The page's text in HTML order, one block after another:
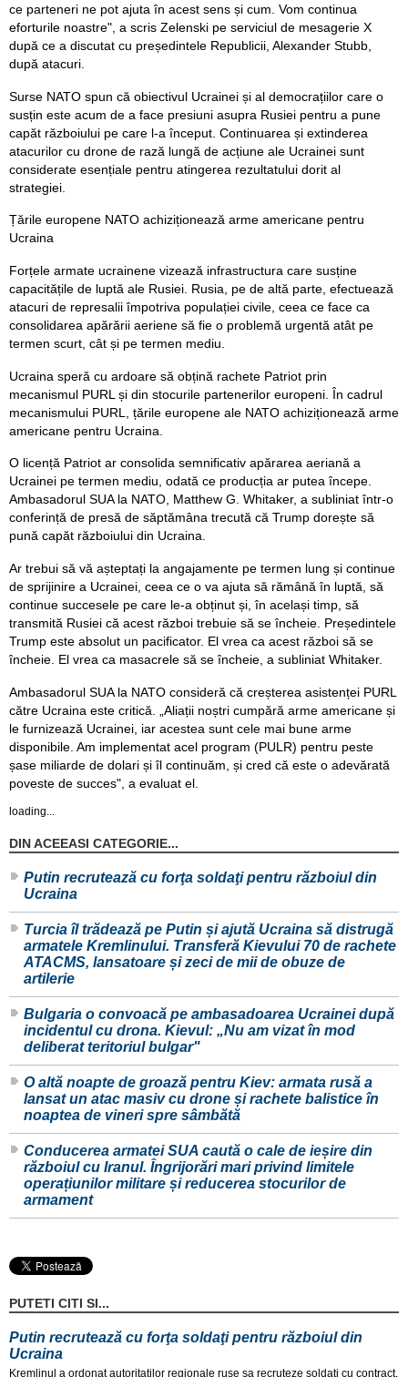
ce parteneri ne pot ajuta în acest sens și cum. Vom continua
eforturile noastre", a scris Zelenski pe serviciul de mesagerie X
după ce a discutat cu președintele Republicii, Alexander Stubb,
după atacuri.
Surse NATO spun că obiectivul Ucrainei și al democrațiilor care o
susțin este acum de a face presiuni asupra Rusiei pentru a pune
capăt războiului pe care l-a început. Continuarea și extinderea
atacurilor cu drone de rază lungă de acțiune ale Ucrainei sunt
considerate esențiale pentru atingerea rezultatului dorit al
strategiei.
Țările europene NATO achiziționează arme americane pentru
Ucraina
Forțele armate ucrainene vizează infrastructura care susține
capacitățile de luptă ale Rusiei. Rusia, pe de altă parte, efectuează
atacuri de represalii împotriva populației civile, ceea ce face ca
consolidarea apărării aeriene să fie o problemă urgentă atât pe
termen scurt, cât și pe termen mediu.
Ucraina speră cu ardoare să obțină rachete Patriot prin
mecanismul PURL și din stocurile partenerilor europeni. În cadrul
mecanismului PURL, țările europene ale NATO achiziționează arme
americane pentru Ucraina.
O licență Patriot ar consolida semnificativ apărarea aeriană a
Ucrainei pe termen mediu, odată ce producția ar putea începe.
Ambasadorul SUA la NATO, Matthew G. Whitaker, a subliniat într-o
conferință de presă de săptămâna trecută că Trump dorește să
pună capăt războiului din Ucraina.
Ar trebui să vă așteptați la angajamente pe termen lung și continue
de sprijinire a Ucrainei, ceea ce o va ajuta să rămână în luptă, să
continue succesele pe care le-a obținut și, în același timp, să
transmită Rusiei că acest război trebuie să se încheie. Președintele
Trump este absolut un pacificator. El vrea ca acest război să se
încheie. El vrea ca masacrele să se încheie, a subliniat Whitaker.
Ambasadorul SUA la NATO consideră că creșterea asistenței PURL
către Ucraina este critică. „Aliații noștri cumpără arme americane și
le furnizează Ucrainei, iar acestea sunt cele mai bune arme
disponibile. Am implementat acel program (PULR) pentru peste
șase miliarde de dolari și îl continuăm, și cred că este o adevărată
poveste de succes", a evaluat el.
loading...
DIN ACEEASI CATEGORIE...
Putin recrutează cu forţa soldaţi pentru războiul din
Ucraina
Turcia îl trădează pe Putin și ajută Ucraina să distrugă
armatele Kremlinului. Transferă Kievului 70 de rachete
ATACMS, lansatoare și zeci de mii de obuze de
artilerie
Bulgaria o convoacă pe ambasadoarea Ucrainei după
incidentul cu drona. Kievul: „Nu am vizat în mod
deliberat teritoriul bulgar"
O altă noapte de groază pentru Kiev: armata rusă a
lansat un atac masiv cu drone și rachete balistice în
noaptea de vineri spre sâmbătă
Conducerea armatei SUA caută o cale de ieșire din
războiul cu Iranul. Îngrijorări mari privind limitele
operațiunilor militare și reducerea stocurilor de
armament
PUTETI CITI SI...
Putin recrutează cu forţa soldaţi pentru războiul din
Ucraina
Kremlinul a ordonat autoritaților regionale ruse sa recruteze soldați cu contract.